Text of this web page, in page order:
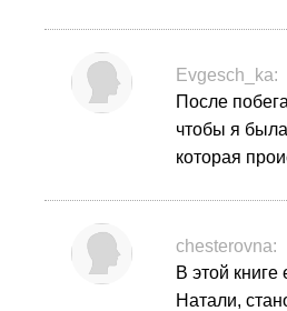
Evgesch_ka:
После
чтобы я
которая
chesterovna:
В этой
Натали,